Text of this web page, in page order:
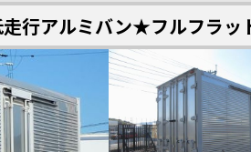
行アルミバン★フルフラ